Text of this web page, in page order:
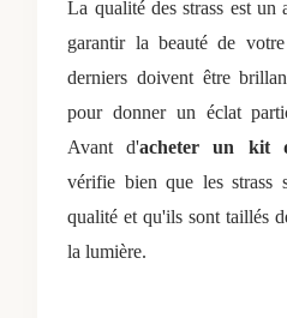
La qualité des strass est un
garantir la beauté de
derniers doivent être
pour donner un éclat
Avant d'acheter un kit
vérifie bien que les strass
qualité et qu'ils sont taillés
la lumière.